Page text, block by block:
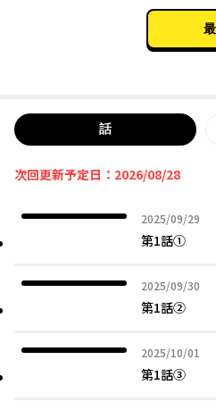
才能あふれる転生令嬢の新天地セ
話
次回更新予定日：2026/08/28
2025/09/29
2025年09月29日
第1話①
2025/09/30
2025年09月30日
第1話②
2025/10/01
2025年10月01日
第1話③